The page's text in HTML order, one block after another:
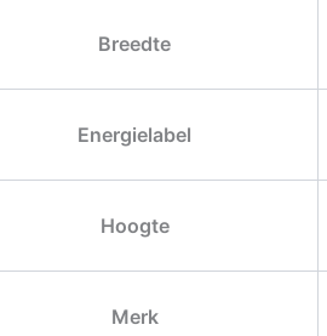
Breedte
Energielabel
Hoogte
Merk